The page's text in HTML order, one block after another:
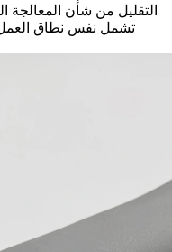
التقليل من شأن المعالجة
تشمل نفس نطاق العمل.